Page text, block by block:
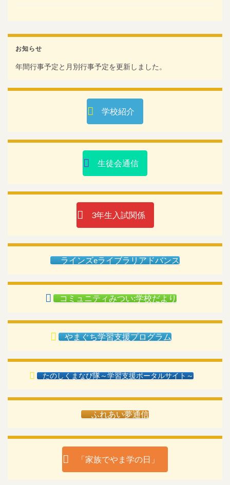
お知らせ
年間行事予定と月別行事予定を更新しました。
学校紹介
生徒会通信
3年生入試関係
ラインズeライブラリアドバンス
コミュニティみつい:学校だより
やまぐち学習支援プログラム
たのしくまなび隊～学習支援ポータルサイト～
ふれあい夢通信
「家族でやま学の日」